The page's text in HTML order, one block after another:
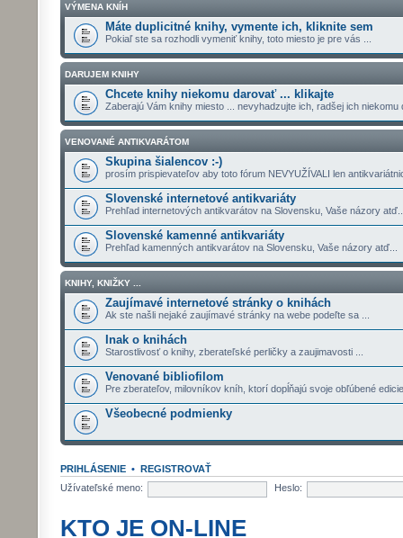
VÝMENA KNÍH
Máte duplicitné knihy, vymente ich, kliknite sem
Pokiaľ ste sa rozhodli vymeniť knihy, toto miesto je pre vás ...
DARUJEM KNIHY
Chcete knihy niekomu darovať ... klikajte
Zaberajú Vám knihy miesto ... nevyhadzujte ich, radšej ich niekomu
VENOVANÉ ANTIKVARÁTOM
Skupina šialencov :-)
prosím prispievateľov aby toto fórum NEVYUŽÍVALI len
Slovenské internetové antikvariáty
Prehľad internetových antikvarátov na Slovensku, Vaše názory
Slovenské kamenné antikvariáty
Prehľad kamenných antikvarátov na Slovensku, Vaše názory atď...
KNIHY, KNIŽKY ...
Zaujímavé internetové stránky o knihách
Ak ste našli nejaké zaujímavé stránky na webe podeľte sa ...
Inak o knihách
Starostlivosť o knihy, zberateľské perličky a zaujimavosti ...
Venované bibliofilom
Pre zberateľov, milovníkov kníh, ktorí dopĺňajú svoje obľúbené edicie
Všeobecné podmienky
PRIHLÁSENIE • REGISTROVAŤ
Užívateľské meno:
Heslo:
KTO JE ON-LINE